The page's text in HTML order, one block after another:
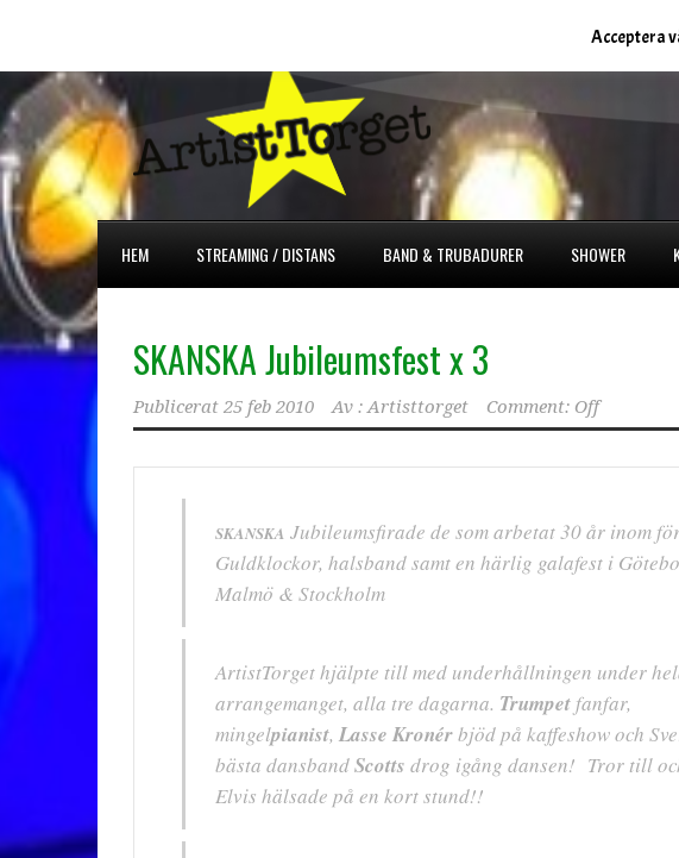
HEM STREAMING / DISTANS BAND & TRUBADURER SHOWER
SKANSKA Jubileumsfest x 3
Publicerat 25 feb 2010 Av : Artisttorget Comment: Off
SKANSKA Jubileumsfirade de som arbetat 30 år inom
Guldklockor, halsband samt en härlig galafest i
Malmö & Stockholm
ArtistTorget hjälpte till med underhållningen under
arrangemanget, alla tre dagarna. Trumpet fanfar,
mingelpianist, Lasse Kronérbjöd på kaffeshow och
bästa dansbandScotts drog igång dansen! Tror till
Elvis hälsade på en kort stund!!
Acceptera